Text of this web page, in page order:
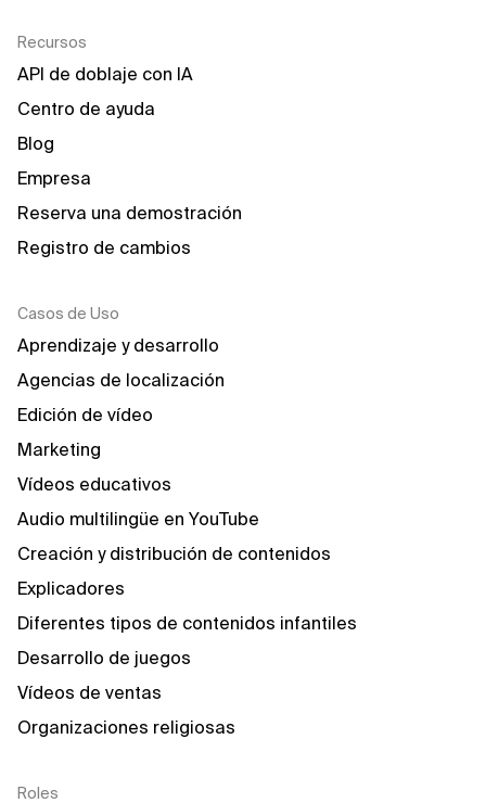
Recursos
API de doblaje con IA
Centro de ayuda
Blog
Empresa
Reserva una demostración
Registro de cambios
Casos de Uso
Aprendizaje y desarrollo
Agencias de localización
Edición de vídeo
Marketing
Vídeos educativos
Audio multilingüe en YouTube
Creación y distribución de contenidos
Explicadores
Diferentes tipos de contenidos infantiles
Desarrollo de juegos
Vídeos de ventas
Organizaciones religiosas
Roles